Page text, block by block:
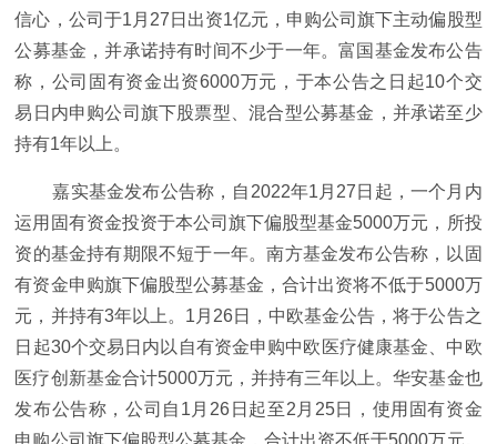
信心，公司于1月27日出资1亿元，申购公司旗下主动偏股型
公募基金，并承诺持有时间不少于一年。富国基金发布公告
称，公司固有资金出资6000万元，于本公告之日起10个交
易日内申购公司旗下股票型、混合型公募基金，并承诺至少
持有1年以上。
嘉实基金发布公告称，自2022年1月27日起，一个月内
运用固有资金投资于本公司旗下偏股型基金5000万元，所投
资的基金持有期限不短于一年。南方基金发布公告称，以固
有资金申购旗下偏股型公募基金，合计出资将不低于5000万
元，并持有3年以上。1月26日，中欧基金公告，将于公告之
日起30个交易日内以自有资金申购中欧医疗健康基金、中欧
医疗创新基金合计5000万元，并持有三年以上。华安基金也
发布公告称，公司自1月26日起至2月25日，使用固有资金